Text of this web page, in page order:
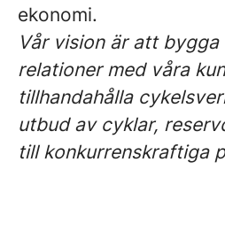
ekonomi.
Vår vision är att
relationer med våra
tillhandahålla
utbud av cyklar,
till konkurrenskraftiga